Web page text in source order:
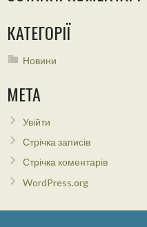
КАТЕГОРІЇ
Новини
МЕТА
Увійти
Стрічка записів
Стрічка коментарів
WordPress.org